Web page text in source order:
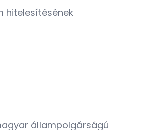
hitelesítésének
állampolgárságú